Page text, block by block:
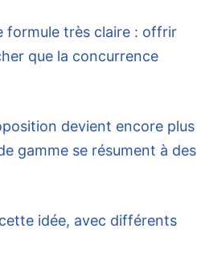
formule très claire : offrir
que la concurrence
devient encore plus
gamme se résument à des
idée, avec différents